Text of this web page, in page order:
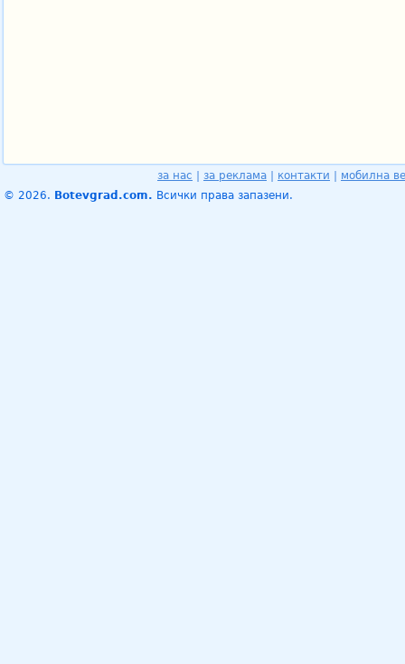
за нас за реклама контакти
мобилна
© 2026. Botevgrad.com. Всички права запазени.